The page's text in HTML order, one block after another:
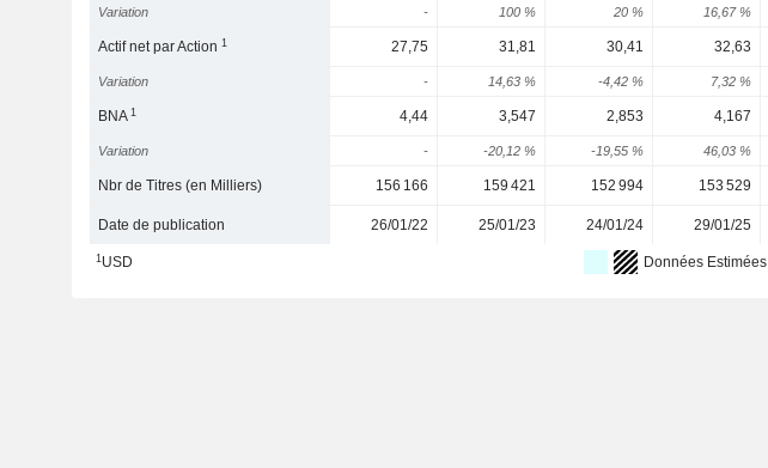
Variation - 100 % 20 % 16,67 %
Actif net par Action1 27,75 31,81 30,41 32,63
Variation - 14,63 % -4,42 % 7,32 %
BNA1 4,44 3,547 2,853 4,167
Variation - -20,12 % -19,55 % 46,03 %
Nbr de Titres (en Milliers) 156 166 159 421 152 994 153 529
Date de publication 26/01/22 25/01/23 24/01/24 29/01/25
1USD Données Estimées